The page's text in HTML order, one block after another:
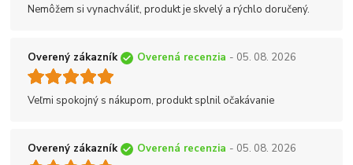
Nemôžem si vynachváliť, produkt je skvelý a rýchlo doručený.
Overený zákazník Overená recenzia - 05. 08. 2026
Veľmi spokojný s nákupom, produkt splnil očakávanie
Overený zákazník Overená recenzia - 05. 08. 2026